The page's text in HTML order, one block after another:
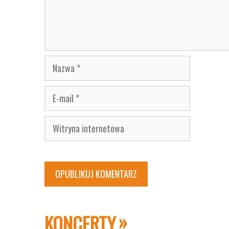
Nazwa
E-
mail
Witryna
internetowa
KONCERTY